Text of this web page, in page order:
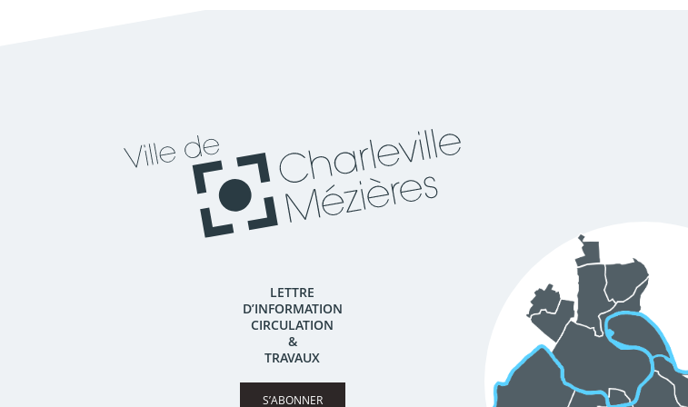
LETTRE
D’INFORMATION
CIRCULATION
&
TRAVAUX
S’ABONNER